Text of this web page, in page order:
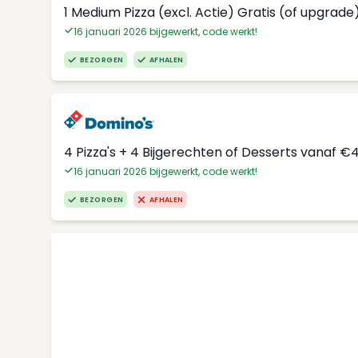
1 Medium Pizza (excl. Actie) Gratis (of
16 januari 2026 bijgewerkt, code werkt!
BEZORGEN AFHALEN
4 Pizza's + 4 Bijgerechten of Desserts vanaf
16 januari 2026 bijgewerkt, code werkt!
BEZORGEN AFHALEN